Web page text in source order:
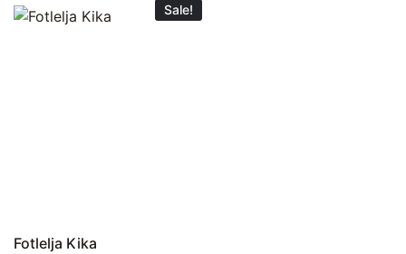
Sale!
Fotlelja Kika